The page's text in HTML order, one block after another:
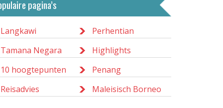
pagina’s
Langkawi
Perhentian
Tamana Negara
Highlights
10 hoogtepunten
Penang
Reisadvies
Maleisisch Borneo